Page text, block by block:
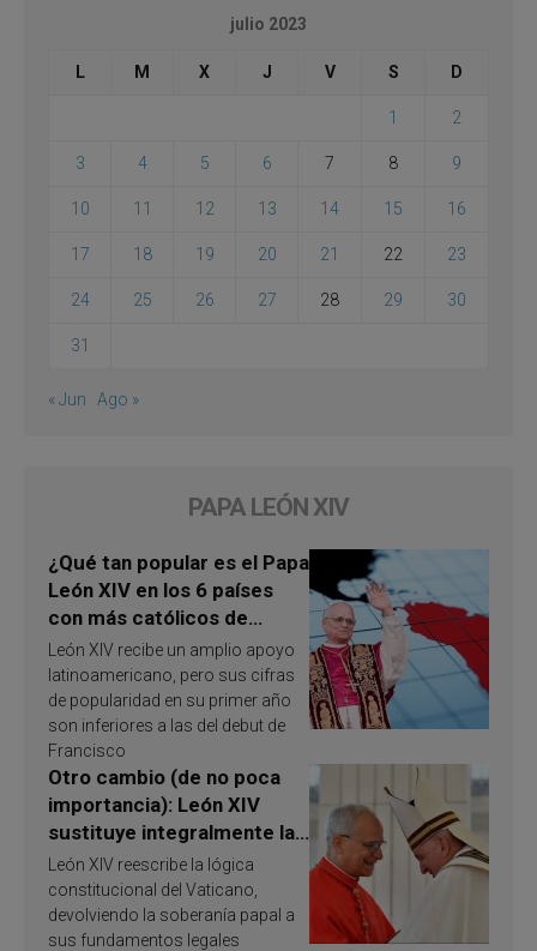
julio 2023
L M X J V S D
1 2
3 4 5 6 7 8 9
10 11 12 13 14 15 16
17 18 19 20 21 22 23
24 25 26 27 28 29 30
31
« Jun Ago »
PAPA LEÓN XIV
¿Qué tan popular es el Papa
León XIV en los 6 países
con más católicos de
América Latina en 2026?
Publican resultados de
investigación
León XIV recibe un amplio apoyo
latinoamericano, pero sus cifras
de popularidad en su primer año
son inferiores a las del debut de
Francisco
Otro cambio (de no poca
importancia): León XIV
sustituye integralmente la
ley vaticana de Papa
Francisco
León XIV reescribe la lógica
constitucional del Vaticano,
devolviendo la soberanía papal a
sus fundamentos legales